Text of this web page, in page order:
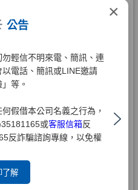
×
公告
輕信不明來電、簡訊、連
電話、簡訊或LINE邀請
等。
假借本公司名義之行為，
或客服信箱反
反詐騙諮詢專線，以免權
了解